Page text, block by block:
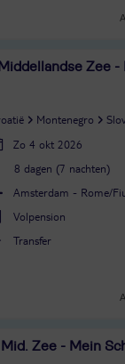
Zee -
Montenegro
Zo 4 okt 2026
8 dagen (7 nachten)
Amsterdam - Rome/
Volpension
Transfer
Zee - Mein